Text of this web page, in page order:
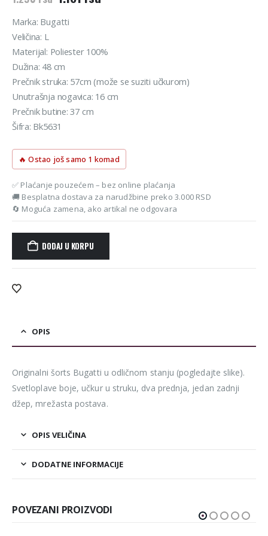
cena
je
1.290 rsd.
cena
Marka: Bugatti
Veličina: L
Materijal: Poliester 100%
Dužina: 48 cm
Prečnik struka: 57cm (može se suziti učkurom)
Unutrašnja nogavica: 16 cm
Prečnik butine: 37 cm
Šifra: Bk5631
🔥 Ostao još samo 1 komad
✅ Plaćanje pouzećem – bez online plaćanja
🚚 Besplatna dostava za narudžbine preko 3.000 RSD
🔄 Moguća zamena, ako artikal ne odgovara
DODAJ U KORPU
Alternative:
OPIS
Originalni šorts Bugatti u odličnom stanju (pogledajte slike).
Svetloplave boje, učkur u struku, dva prednja, jedan zadnji
džep, mrežasta postava.
OPIS VELIČINA
DODATNE INFORMACIJE
POVEZANI PROIZVODI